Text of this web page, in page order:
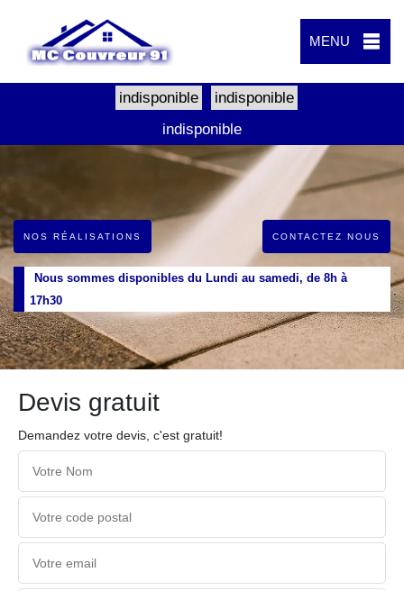
MENU
indisponible
indisponible
indisponible
NOS RÉALISATIONS CONTACTEZ NOUS
Nous sommes disponibles du Lundi au samedi, de 8h à
17h30
Devis gratuit
Demandez votre devis, c'est gratuit!